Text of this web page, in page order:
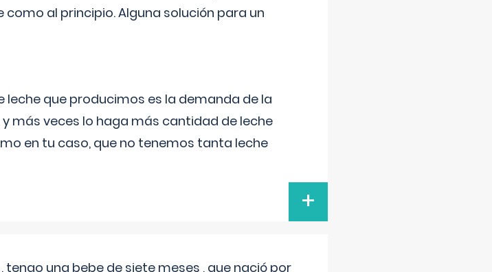
al principio. Alguna solución para un
que producimos es la demanda de la
más veces lo haga más cantidad de leche
en tu caso, que no tenemos tanta leche
+
una bebe de siete meses , que nació por